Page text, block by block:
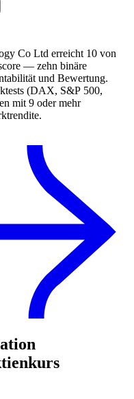
Co Ltd erreicht 10 von
— zehn binäre
und Bewertung.
(DAX, S&P 500,
mit 9 oder mehr